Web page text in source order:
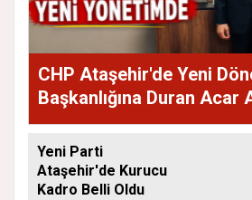
CHP Ataşehir'de Yeni
Başkanlığına Duran Acar
Yeni Parti
Ataşehir'de Kurucu
Kadro Belli Oldu